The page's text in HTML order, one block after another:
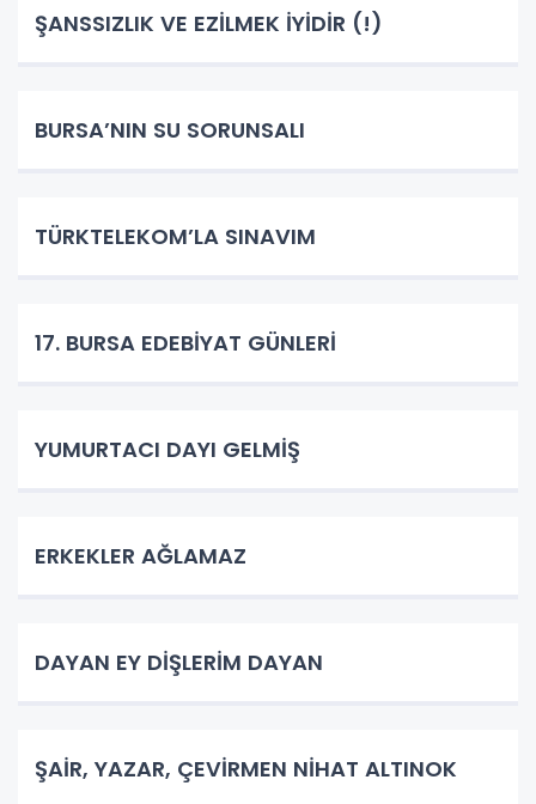
ŞANSSIZLIK VE EZİLMEK İYİDİR (!)
BURSA’NIN SU SORUNSALI
TÜRKTELEKOM’LA SINAVIM
17. BURSA EDEBİYAT GÜNLERİ
YUMURTACI DAYI GELMİŞ
ERKEKLER AĞLAMAZ
DAYAN EY DİŞLERİM DAYAN
ŞAİR, YAZAR, ÇEVİRMEN NİHAT ALTINOK